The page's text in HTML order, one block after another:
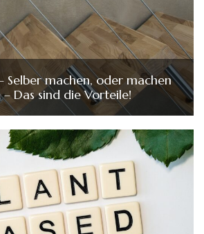
Selber machen, oder machen
– Das sind die Vorteile!